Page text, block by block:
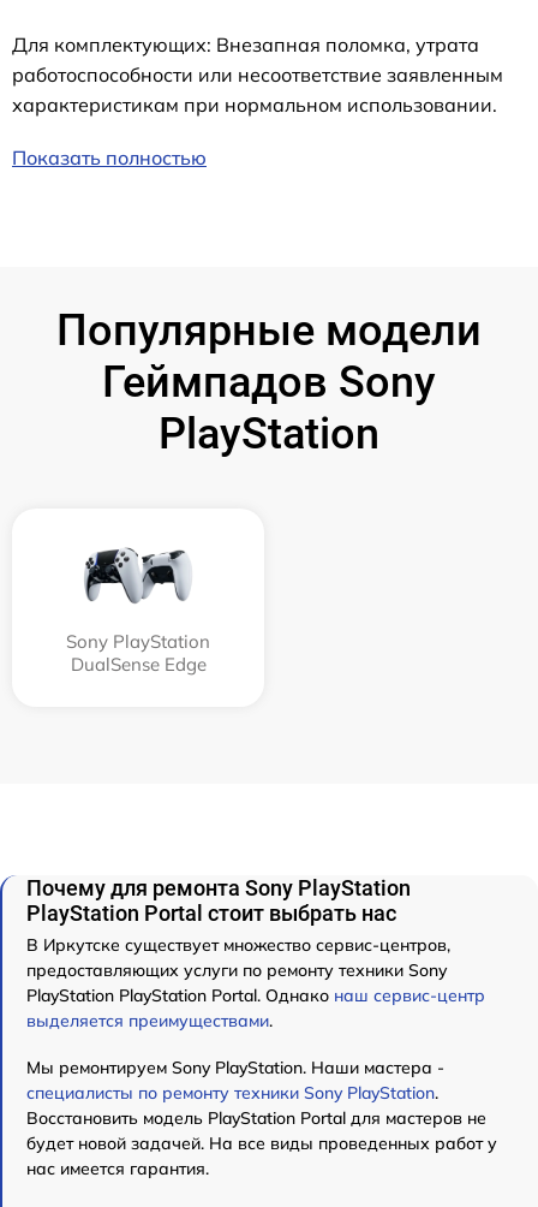
Для комплектующих: Внезапная поломка, утрата
работоспособности или несоответствие заявленным
характеристикам при нормальном использовании.
Показать полностью
Популярные модели
Геймпадов Sony
PlayStation
Sony PlayStation
DualSense Edge
Почему для ремонта Sony PlayStation
PlayStation Portal стоит выбрать нас
В Иркутске существует множество сервис-центров,
предоставляющих услуги по ремонту техники Sony
PlayStation PlayStation Portal. Однако наш сервис-центр
выделяется преимуществами.
Мы ремонтируем Sony PlayStation. Наши мастера -
специалисты по ремонту техники Sony PlayStation.
Восстановить модель PlayStation Portal для мастеров не
будет новой задачей. На все виды проведенных работ у
нас имеется гарантия.